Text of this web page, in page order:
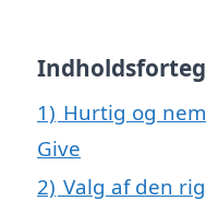
1) Hurtig og
Give
2) Valg af den